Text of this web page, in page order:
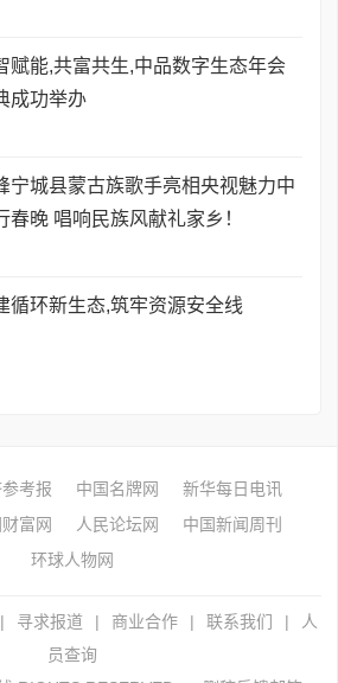
赋能,共富共生,中品数字生态年会
成功举办
宁城县蒙古族歌手亮相央视魅力中
春晚 唱响民族风献礼家乡！
循环新生态,筑牢资源安全线
考报 中国名牌网
新华每日电讯
富网 人民论坛网
中国新闻周刊
环球人物网
| 寻求报道 | 商业合作 | 联系我们 |
人
员查询